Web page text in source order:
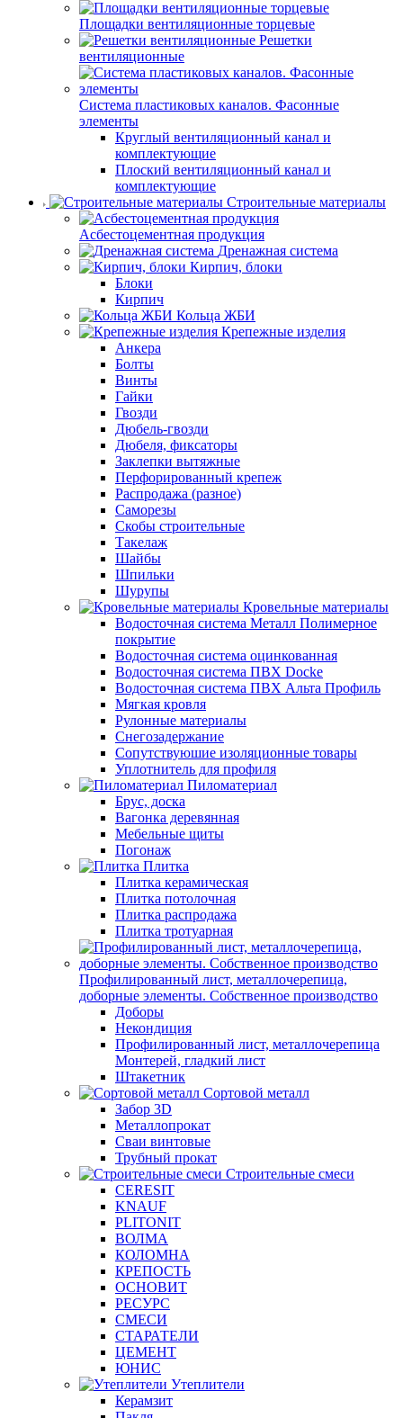
Площадки вентиляционные торцевые
Решетки
вентиляционные
Система пластиковых каналов. Фасонные
элементы
Круглый вентиляционный канал и
комплектующие
Плоский вентиляционный канал и
комплектующие
Строительные материалы
Асбестоцементная продукция
Дренажная система
Кирпич, блоки
Блоки
Кирпич
Кольца ЖБИ
Крепежные изделия
Анкера
Болты
Винты
Гайки
Гвозди
Дюбель-гвозди
Дюбеля, фиксаторы
Заклепки вытяжные
Перфорированный крепеж
Распродажа (разное)
Саморезы
Скобы строительные
Такелаж
Шайбы
Шпильки
Шурупы
Кровельные материалы
Водосточная система Металл Полимерное
покрытие
Водосточная система оцинкованная
Водосточная система ПВХ Docke
Водосточная система ПВХ Альта Профиль
Мягкая кровля
Рулонные материалы
Снегозадержание
Сопутствуюшие изоляционные товары
Уплотнитель для профиля
Пиломатериал
Брус, доска
Вагонка деревянная
Мебельные щиты
Погонаж
Плитка
Плитка керамическая
Плитка потолочная
Плитка распродажа
Плитка тротуарная
Профилированный лист, металлочерепица,
доборные элементы. Собственное производство
Доборы
Некондиция
Профилированный лист, металлочерепица
Монтерей, гладкий лист
Штакетник
Сортовой металл
Забор 3D
Металлопрокат
Сваи винтовые
Трубный прокат
Строительные смеси
CERESIT
KNAUF
PLITONIT
ВОЛМА
КОЛОМНА
КРЕПОСТЬ
ОСНОВИТ
РЕСУРС
СМЕСИ
СТАРАТЕЛИ
ЦЕМЕНТ
ЮНИС
Утеплители
Керамзит